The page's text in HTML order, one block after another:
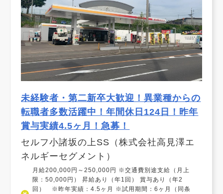
未経験者・第二新卒大歓迎！異業種からの
転職者多数活躍中！年間休日124日！昨年
賞与実績4.5ヶ月！急募！
セルフ小諸坂の上SS（株式会社高見澤エ
ネルギーセグメント）
月給200,000円～250,000円 ※交通費別途支給（月上
限：50,000円） 昇給あり（年1回） 賞与あり（年2
回） ※昨年実績：4.5ヶ月 ※試用期間：6ヶ月（同条